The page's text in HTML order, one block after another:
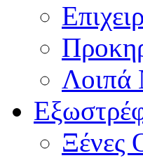
Λοιπά
Ξένες